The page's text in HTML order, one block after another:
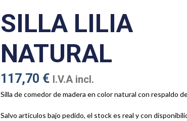
SILLA LILIA
NATURAL
117,70 € I.V.A incl.
Silla de comedor de madera en color natural con respaldo
Salvo artículos bajo pedido, el stock es real y con